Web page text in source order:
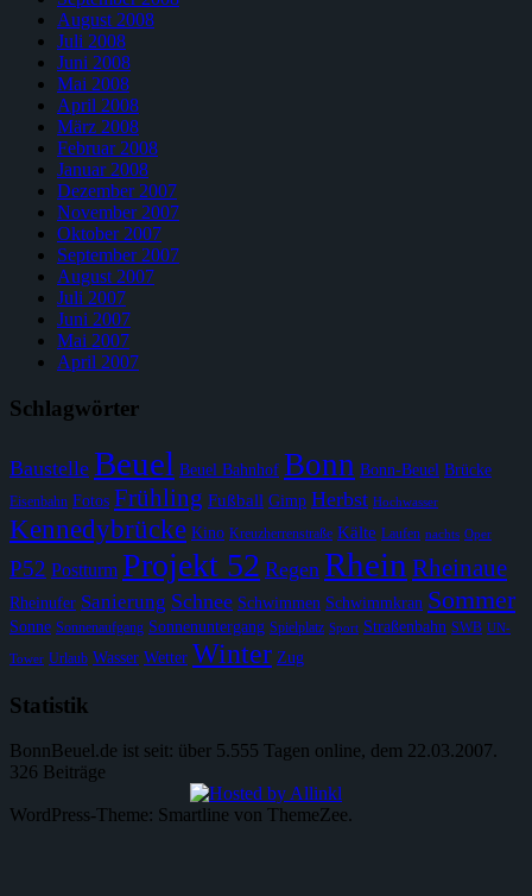
August 2008
Juli 2008
Juni 2008
Mai 2008
April 2008
März 2008
Februar 2008
Januar 2008
Dezember 2007
November 2007
Oktober 2007
September 2007
August 2007
Juli 2007
Juni 2007
Mai 2007
April 2007
Schlagwörter
Baustelle Beuel Beuel Bahnhof Bonn Bonn-Beuel Brücke
Eisenbahn Fotos Frühling Fußball Gimp Herbst Hochwasser
Kennedybrücke Kino Kreuzherrenstraße Kälte Laufen nachts Oper
P52 Postturm Projekt 52 Regen Rhein Rheinaue
Rheinufer Sanierung Schnee Schwimmen Schwimmkran Sommer
Sonne Sonnenaufgang Sonnenuntergang Spielplatz Sport Straßenbahn SWB UN-
Tower Urlaub Wasser Wetter Winter Zug
Statistik
BonnBeuel.de ist seit: über 5.555 Tagen online, dem 22.03.2007.
326 Beiträge
WordPress-Theme: Smartline von ThemeZee.